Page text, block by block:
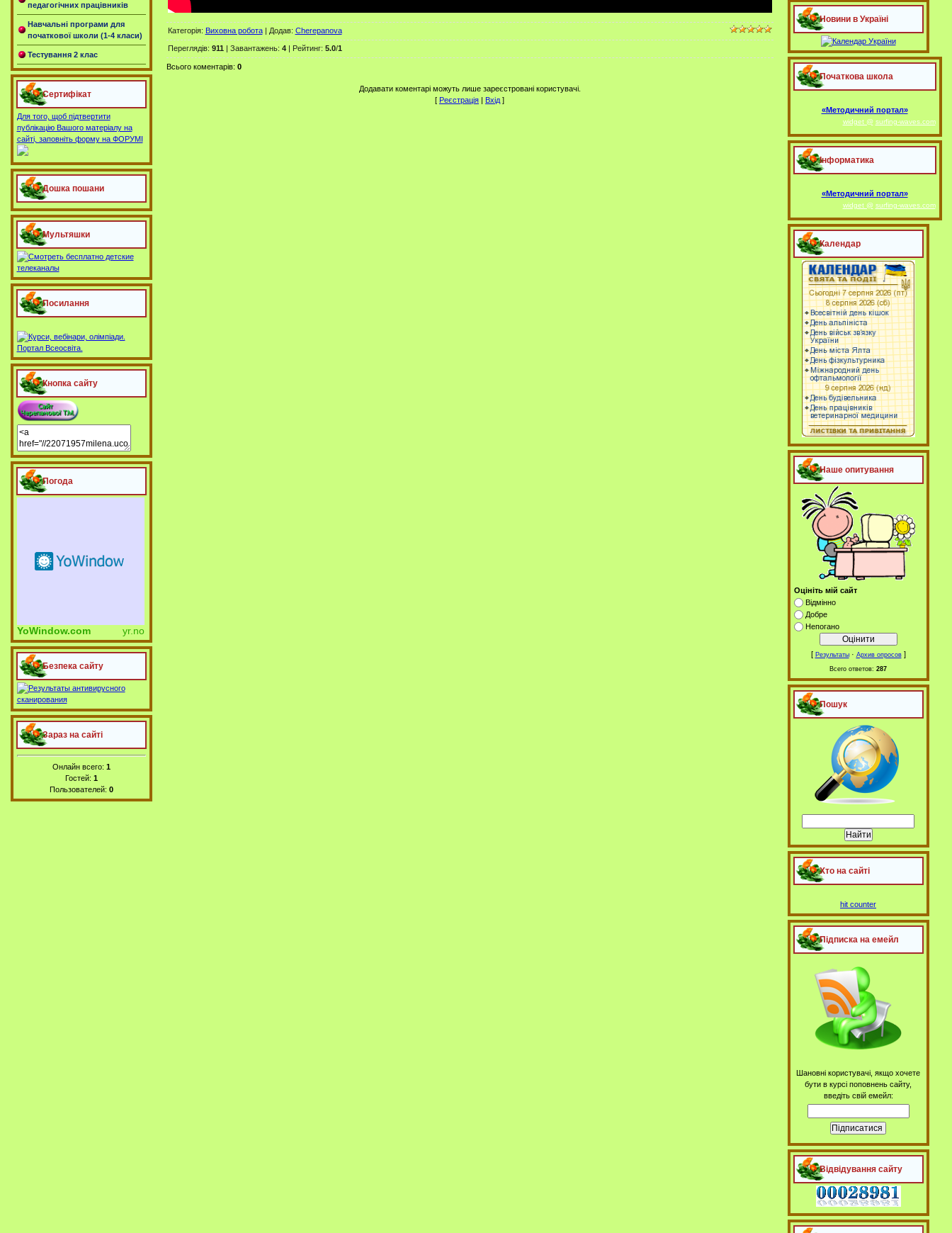
педагогічних працівників
Навчальні програми для
початкової школи (1-4 класи)
Тестування 2 клас
Сертифікат
Для того, щоб підтвертити
публікацію Вашого матеріалу на
сайті, заповніть форму на ФОРУМІ
Дошка пошани
Мультяшки
Посилання
Кнопка сайту
Погода
YoWindow.com yr.no
Безпека сайту
Зараз на сайті
Онлайн всего: 1
Гостей: 1
Пользователей: 0
Категорія: Виховна робота| Додав: Cherepanova
Переглядів: 911| Завантажень: 4| Рейтинг: 5.0/1
Всього коментарів: 0
Додавати коментарі можуть лише зареєстровані користувачі.
[ Реєстрація | Вхід ]
Новини в Україні
Початкова школа
«Методичний портал»
widget @ surfing-waves.com
Інформатика
«Методичний портал»
widget @ surfing-waves.com
Календар
Наше опитування
Оцініть мій сайт
Відмінно
Добре
Непогано
[ Результаты· Архив опросов]
Всего ответов: 287
Пошук
Хто на сайті
hit counter
Підписка на емейл
Шановні користувачі, якщо хочете
бути в курсі поповнень сайту,
введіть свій емейл:
Відвідування сайту